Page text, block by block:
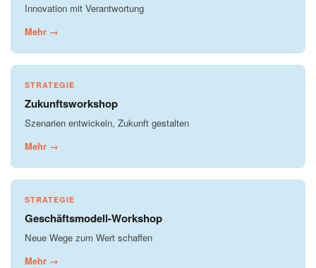
Innovation mit Verantwortung
Mehr →
STRATEGIE
Zukunftsworkshop
Szenarien entwickeln, Zukunft gestalten
Mehr →
STRATEGIE
Geschäftsmodell-Workshop
Neue Wege zum Wert schaffen
Mehr →